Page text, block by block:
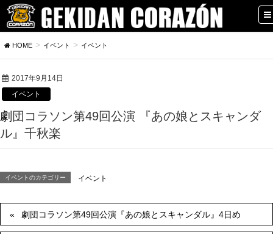
HOME イベント イベント
2017年9月14日
イベント
劇団コラソン第49回公演 『あの娘とスキャンダ
ル』千秋楽
イベントのカテゴリー イベント
劇団コラソン第49回公演『あの娘とスキャンダル』4日め